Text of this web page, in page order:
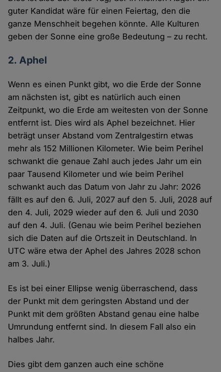
guter Kandidat wäre für einen Feiertag, den die
ganze Menschheit begehen könnte. Alle Kulturen
geben der Sonne eine große Bedeutung – zu recht.
2. Aphel
Wenn es einen Punkt gibt, wo die Erde der Sonne
am nächsten ist, gibt es natürlich auch einen
Zeitpunkt, wo die Erde am weitesten von der Sonne
entfernt ist. Dies wird als Aphel bezeichnet. Hier
beträgt unser Abstand vom Zentralgestirn etwas
mehr als 152 Millionen Kilometer. Wie beim Perihel
schwankt die genaue Zahl auch jedes Jahr um ein
paar Tausend Kilometer und wie beim Perihel
schwankt auch das Datum von Jahr zu Jahr: 2026
fällt es auf den 6. Juli, 2027 auf den 5. Juli, 2028 auf
den 4. Juli, 2029 wieder auf den 6. Juli und 2030
auf den 4. Juli. (Genau wie beim Perihel beziehen
sich die Daten auf die Ortszeit in Deutschland. In
UTC wäre etwa der Aphel des Jahres 2028 schon
am 3. Juli.)
Es ist bei einer Ellipse wenig überraschend, dass
der Punkt mit dem geringsten Abstand und der
Punkt mit dem größten Abstand genau eine halbe
Umrundung entfernt sind. In diesem Fall also ein
halbes Jahr.
Dies gibt dem ganzen auch eine schöne